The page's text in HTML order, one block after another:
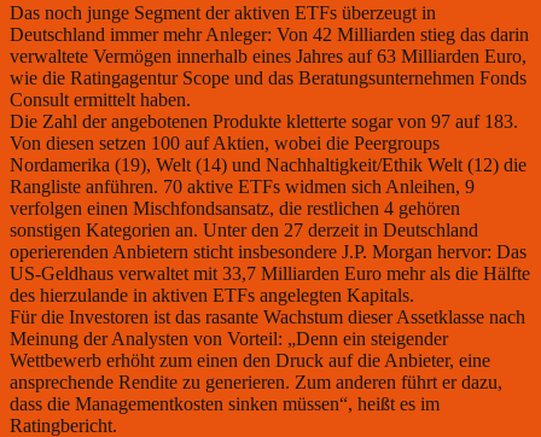
Das noch junge Segment der aktiven ETFs überzeugt in
Deutschland immer mehr Anleger: Von 42 Milliarden stieg das darin
verwaltete Vermögen innerhalb eines Jahres auf 63 Milliarden Euro,
wie die Ratingagentur Scope und das Beratungsunternehmen Fonds
Consult ermittelt haben.
Die Zahl der angebotenen Produkte kletterte sogar von 97 auf 183.
Von diesen setzen 100 auf Aktien, wobei die Peergroups
Nordamerika (19), Welt (14) und Nachhaltigkeit/Ethik Welt (12) die
Rangliste anführen. 70 aktive ETFs widmen sich Anleihen, 9
verfolgen einen Mischfondsansatz, die restlichen 4 gehören
sonstigen Kategorien an. Unter den 27 derzeit in Deutschland
operierenden Anbietern sticht insbesondere J.P. Morgan hervor: Das
US-Geldhaus verwaltet mit 33,7 Milliarden Euro mehr als die Hälfte
des hierzulande in aktiven ETFs angelegten Kapitals.
Für die Investoren ist das rasante Wachstum dieser Assetklasse nach
Meinung der Analysten von Vorteil: „Denn ein steigender
Wettbewerb erhöht zum einen den Druck auf die Anbieter, eine
ansprechende Rendite zu generieren. Zum anderen führt er dazu,
dass die Managementkosten sinken müssen“, heißt es im
Ratingbericht.